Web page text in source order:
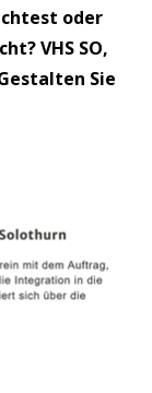
oder
VHS SO,
Sie